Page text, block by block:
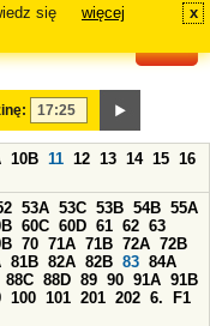
się
więcej x
10B 11 12 13 14 15 16
53A 53C 53B 54B 55A
60C 60D 61 62 63
70 71A 71B 72A 72B
81B 82A 82B 83 84A
88C 88D 89 90 91A 91B
100 101 201 202 6.
F1